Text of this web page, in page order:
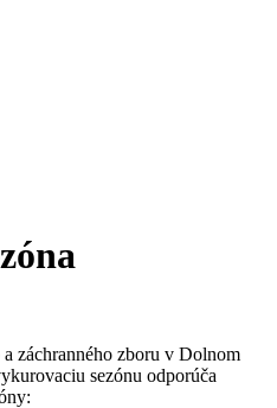
záchranného zboru v Dolnom
sezónu odporúča